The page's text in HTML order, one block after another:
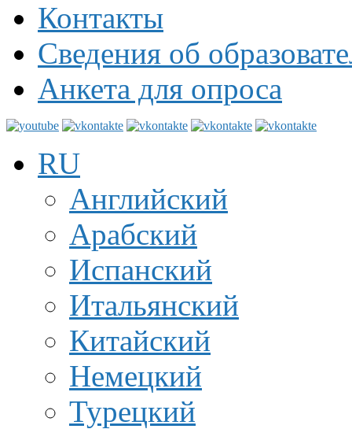
Контакты
Сведения об
Анкета для опроса
RU
Английский
Арабский
Испанский
Итальянский
Китайский
Немецкий
Турецкий